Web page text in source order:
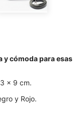
y cómoda para esas
x 9 cm.
y Rojo.